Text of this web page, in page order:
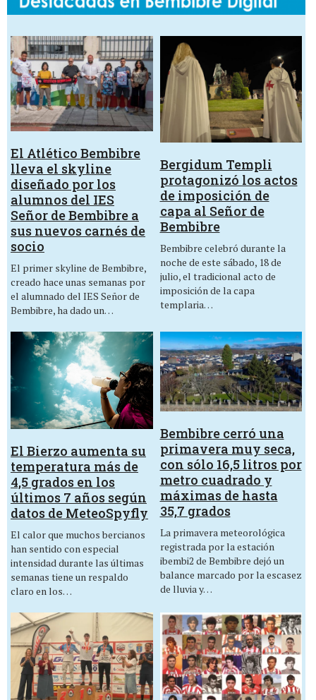
El Atlético Bembibre
lleva el skyline
diseñado por los
alumnos del IES
Señor de Bembibre a
sus nuevos carnés de
socio
El primer skyline de Bembibre,
creado hace unas semanas por
el alumnado del IES Señor de
Bembibre, ha dado un…
Bergidum Templi
protagonizó los actos
de imposición de
capa al Señor de
Bembibre
Bembibre celebró durante la
noche de este sábado, 18 de
julio, el tradicional acto de
imposición de la capa
templaria…
El Bierzo aumenta su
temperatura más de
4,5 grados en los
últimos 7 años según
datos de MeteoSpyfly
El calor que muchos bercianos
han sentido con especial
intensidad durante las últimas
semanas tiene un respaldo
claro en los…
Bembibre cerró una
primavera muy seca,
con sólo 16,5 litros por
metro cuadrado y
máximas de hasta
35,7 grados
La primavera meteorológica
registrada por la estación
ibembi2 de Bembibre dejó un
balance marcado por la escasez
de lluvia y…